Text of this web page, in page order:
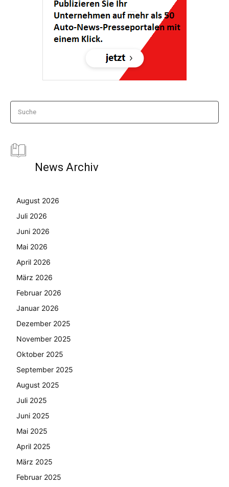
Suche
News Archiv
August 2026
Juli 2026
Juni 2026
Mai 2026
April 2026
März 2026
Februar 2026
Januar 2026
Dezember 2025
November 2025
Oktober 2025
September 2025
August 2025
Juli 2025
Juni 2025
Mai 2025
April 2025
März 2025
Februar 2025